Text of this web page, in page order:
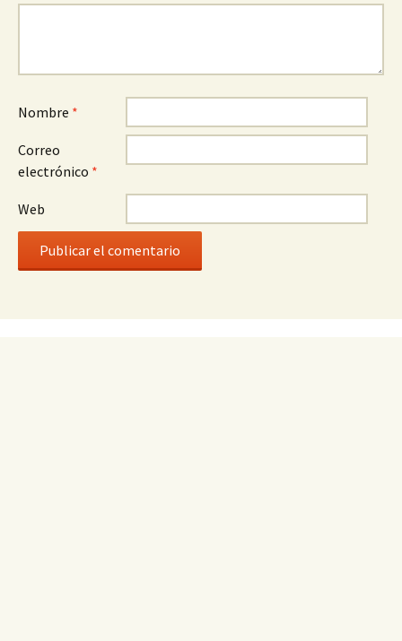
Nombre *
Correo
electrónico *
Web